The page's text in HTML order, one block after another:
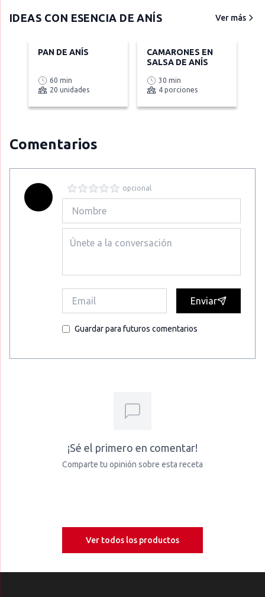
IDEAS CON ESENCIA DE ANÍS Ver más
PAN DE ANÍS
60 min
20 unidades
CAMARONES EN
SALSA DE ANÍS
30 min
4 porciones
Comentarios
opcional
Enviar
Guardar para futuros comentarios
¡Sé el primero en comentar!
Comparte tu opinión sobre esta receta
Ver todos los productos